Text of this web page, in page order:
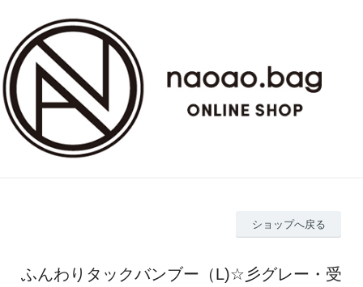
ショップへ戻る
ふんわりタックバンブー（L)☆彡グレー・受